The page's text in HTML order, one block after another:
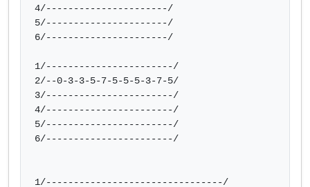
4/----------------------/
5/----------------------/
6/----------------------/
1/-----------------------/
2/--0-3-3-5-7-5-5-5-3-7-5/
3/-----------------------/
4/-----------------------/
5/-----------------------/
6/-----------------------/
1/--------------------------------/